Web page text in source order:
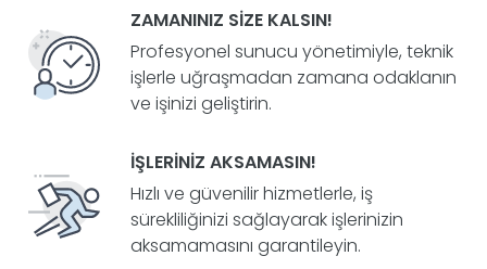
ZAMANINIZ SIZE KALSIN!
Profesyonel sunucu yönetimiyle, teknik
işlerle uğraşmadan zamana odaklanın
ve işinizi geliştirin.
İŞLERINIZ AKSAMASIN!
Hızlı ve güvenilir hizmetlerle, iş
sürekliliğinizi sağlayarak işlerinizin
aksamamasını garantileyin.